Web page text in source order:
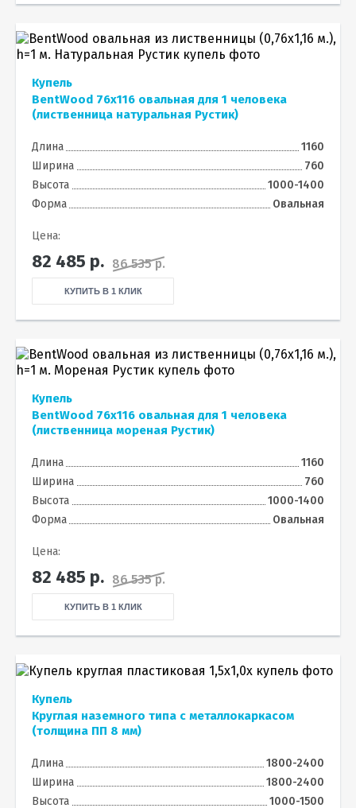
Купель
BentWood 76х116 овальная для 1 человека
(лиственница натуральная Рустик)
Длина
1160
Ширина
760
Высота
1000-1400
Форма
Овальная
Цена:
82 485 р. 86 535 р.
КУПИТЬ В 1 КЛИК
Купель
BentWood 76х116 овальная для 1 человека
(лиственница мореная Рустик)
Длина
1160
Ширина
760
Высота
1000-1400
Форма
Овальная
Цена:
82 485 р. 86 535 р.
КУПИТЬ В 1 КЛИК
Купель
Круглая наземного типа с металлокаркасом
(толщина ПП 8 мм)
Длина
1800-2400
Ширина
1800-2400
Высота
1000-1500